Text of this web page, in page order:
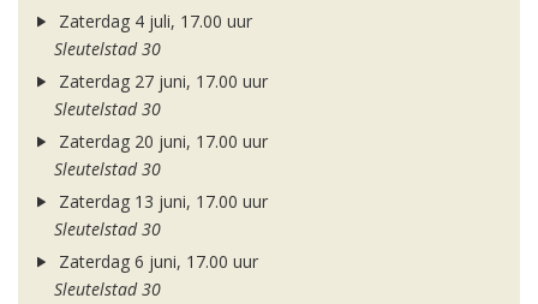
Zaterdag 4 juli, 17.00 uur
Sleutelstad 30
Zaterdag 27 juni, 17.00 uur
Sleutelstad 30
Zaterdag 20 juni, 17.00 uur
Sleutelstad 30
Zaterdag 13 juni, 17.00 uur
Sleutelstad 30
Zaterdag 6 juni, 17.00 uur
Sleutelstad 30